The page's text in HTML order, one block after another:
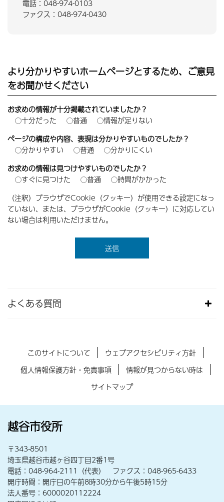
電話：048-974-0103
ファクス：048-974-0430
より分かりやすいホームページとするため、ご意見
をお聞かせください
お求めの情報が十分掲載されていましたか？
十分だった
普通
情報が足りない
ページの構成や内容、表現は分かりやすいものでしたか？
分かりやすい
普通
分かりにくい
お求めの情報は見つけやすいものでしたか？
すぐに見つけた
普通
時間がかかった
（注釈）ブラウザでCookie（クッキー）が使用できる設定になっ
ていない、または、ブラウザがCookie（クッキー）に対応してい
ない場合は利用いただけません。
よくある質問
このサイトについて
ウェブアクセシビリティ方針
個人情報保護方針・免責事項
情報が見つからない時は
サイトマップ
越谷市役所
〒343-8501
埼玉県越谷市越ヶ谷四丁目2番1号
電話：048-964-2111（代表） ファクス：048-965-6433
開庁時間：開庁日の午前8時30分から午後5時15分
法人番号：6000020112224